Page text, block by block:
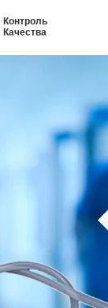
Контроль
Качества